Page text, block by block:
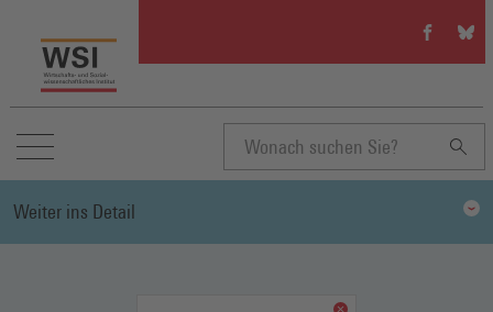
WSI
auf
(Öffnet
in
einem
neuen
WSI
auf
in
Suchbegriff
eingeben
Weiter ins Detail